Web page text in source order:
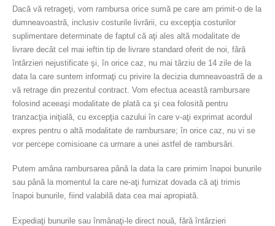
Dacă vă retrageţi, vom rambursa orice sumă pe care am primit-o de la
dumneavoastră, inclusiv costurile livrării, cu excepţia costurilor
suplimentare determinate de faptul că aţi ales altă modalitate de
livrare decât cel mai ieftin tip de livrare standard oferit de noi, fără
întârzieri nejustificate şi, în orice caz, nu mai târziu de 14 zile de la
data la care suntem informaţi cu privire la decizia dumneavoastră de a
vă retrage din prezentul contract. Vom efectua această rambursare
folosind aceeaşi modalitate de plată ca şi cea folosită pentru
tranzacţia iniţială, cu excepţia cazului în care v-aţi exprimat acordul
expres pentru o altă modalitate de rambursare; în orice caz, nu vi se
vor percepe comisioane ca urmare a unei astfel de rambursări.
Putem amâna rambursarea până la data la care primim înapoi bunurile
sau până la momentul la care ne-aţi furnizat dovada că aţi trimis
înapoi bunurile, fiind valabilă data cea mai apropiată.
Expediaţi bunurile sau înmânaţi-le direct nouă, fără întârzieri